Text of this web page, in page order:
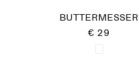
BUTTERMESSER
€ 29